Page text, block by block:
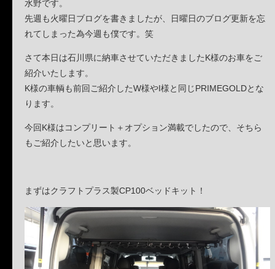
水野です。
先週も火曜日ブログを書きましたが、日曜日のブログ更新を忘
れてしまった為今週も僕です。笑
さて本日は石川県に納車させていただきましたK様のお車をご
紹介いたします。
K様の車輌も前回ご紹介したW様やI様と同じPRIMEGOLDとな
ります。
今回K様はコンプリート＋オプション満載でしたので、そちら
もご紹介したいと思います。
まずはクラフトプラス製CP100ベッドキット！